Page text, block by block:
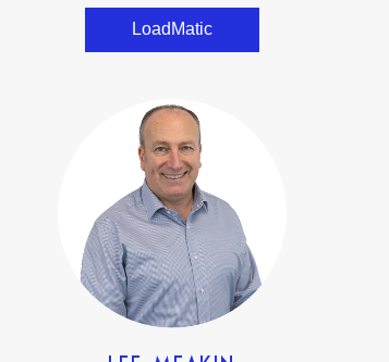
LoadMatic